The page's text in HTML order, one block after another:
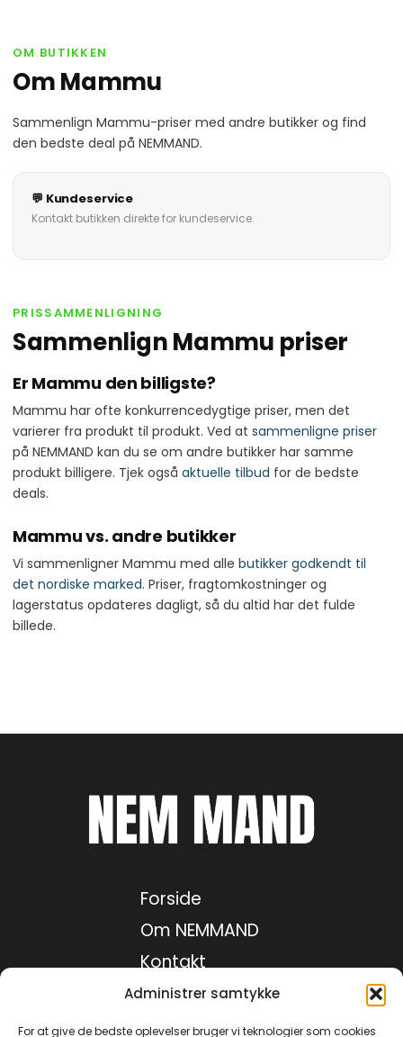
Administrer samtykke
For at give de bedste oplevelser bruger vi teknologier som cookies
OM BUTIKKEN
Om Mammu
Sammenlign Mammu-priser med andre butikker og find
den bedste deal på NEMMAND.
💬 Kundeservice
Kontakt butikken direkte for kundeservice.
PRISSAMMENLIGNING
Sammenlign Mammu priser
Er Mammu den billigste?
Mammu har ofte konkurrencedygtige priser, men det
varierer fra produkt til produkt. Ved at sammenligne priser
på NEMMAND kan du se om andre butikker har samme
produkt billigere. Tjek også aktuelle tilbud for de bedste
deals.
Mammu vs. andre butikker
Vi sammenligner Mammu med alle butikker godkendt til
det nordiske marked. Priser, fragtomkostninger og
lagerstatus opdateres dagligt, så du altid har det fulde
billede.
Forside
Om NEMMAND
Kontakt
Medie kit
Privatlivspolitik